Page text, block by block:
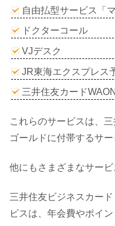
自由払型サービス「
ドクターコール
VJデスク
JR東海エクスプレス
三井住友カードWAON
これらのサービスは、
ゴールドに付帯するサー
他にもさまざまなサービ
三井住友ビジネスカー
ビスは、年会費やポイ